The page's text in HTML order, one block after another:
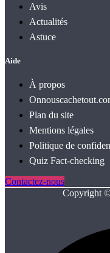
Avis
Actualités
Astuce
Aide
À propos
Plan du site
Mentions légales
Politique de
Quiz Fact‑checking
Contactez-nous
Copyright